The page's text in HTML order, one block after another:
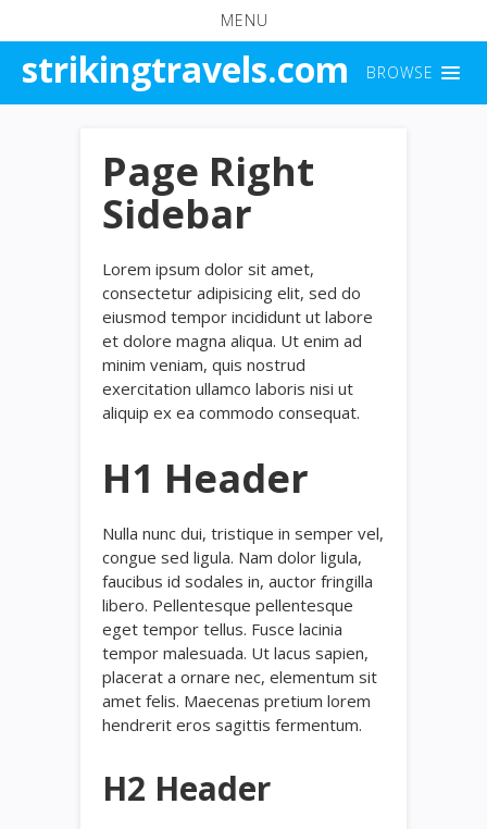
MENU
BROWSE
strikingtravels.com
Page Right
Sidebar
Lorem ipsum dolor sit amet,
consectetur adipisicing elit, sed do
eiusmod tempor incididunt ut labore
et dolore magna aliqua. Ut enim ad
minim veniam, quis nostrud
exercitation ullamco laboris nisi ut
aliquip ex ea commodo consequat.
H1 Header
Nulla nunc dui, tristique in semper vel,
congue sed ligula. Nam dolor ligula,
faucibus id sodales in, auctor fringilla
libero. Pellentesque pellentesque
eget tempor tellus. Fusce lacinia
tempor malesuada. Ut lacus sapien,
placerat a ornare nec, elementum sit
amet felis. Maecenas pretium lorem
hendrerit eros sagittis fermentum.
H2 Header